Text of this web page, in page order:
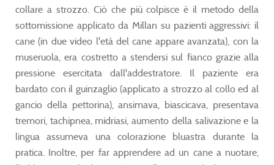
collare a strozzo. Ciò che più colpisce è il metodo della
sottomissione applicato da Millan su pazienti aggressivi: il
cane (in due video l'età del cane appare avanzata), con la
museruola, era costretto a stendersi sul fianco grazie alla
pressione esercitata dall'addestratore. Il paziente era
bardato con il guinzaglio (applicato a strozzo al collo ed al
gancio della pettorina), ansimava, biascicava, presentava
tremori, tachipnea, midriasi, aumento della salivazione e la
lingua assumeva una colorazione bluastra durante la
pratica. Inoltre, per far apprendere ad un cane a nuotare,